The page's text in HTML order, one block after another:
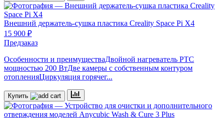
Внешний держатель-сушка пластика Creality Space Pi X4
15 900 ₽
Предзаказ
Особенности и преимуществаДвойной нагреватель PTC
мощностью 200 ВтДве камеры с собственным контуром
отопленияЦиркуляция горячег...
Купить